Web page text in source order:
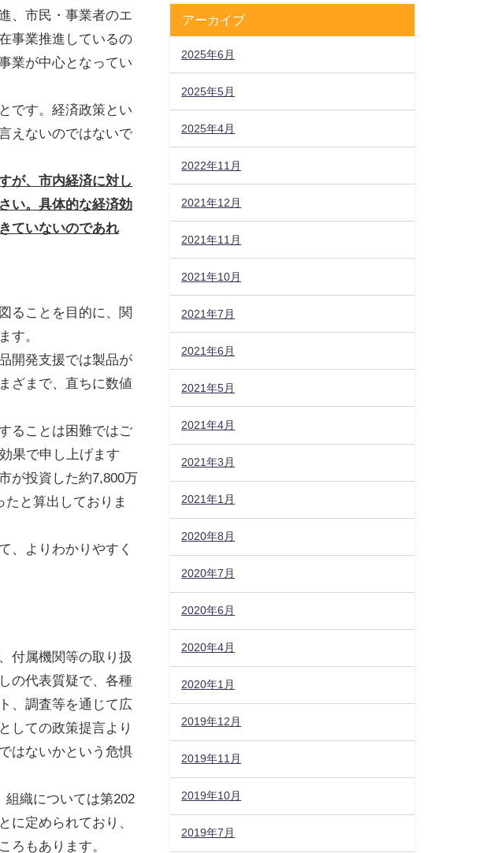
、市民・事業者のエ
事業推進しているの
業が中心となってい
です。経済政策とい
えないのではないで
が、市内経済に対し
い。具体的な経済効
ていないのであれ
ることを目的に、関
す。
開発支援では製品が
ざまで、直ちに数値
ることは困難ではご
果で申し上げます
が投資した約7,800万
と算出しておりま
、よりわかりやすく
付属機関等の取り扱
の代表質疑で、各種
、調査等を通じて広
しての政策提言より
はないかという危惧
組織については第202
に定められており、
ろもあります。
アーカイブ
2025年6月
2025年5月
2025年4月
2022年11月
2021年12月
2021年11月
2021年10月
2021年7月
2021年6月
2021年5月
2021年4月
2021年3月
2021年1月
2020年8月
2020年7月
2020年6月
2020年4月
2020年1月
2019年12月
2019年11月
2019年10月
2019年7月